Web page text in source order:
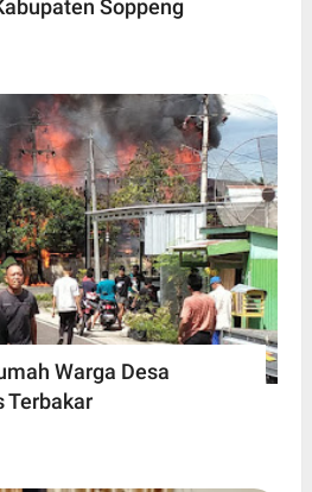
Soppeng
Warga Desa
Terbakar